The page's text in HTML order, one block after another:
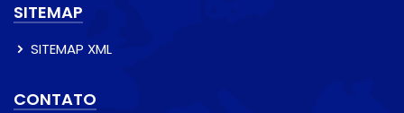
SITEMAP
SITEMAP XML
CONTATO